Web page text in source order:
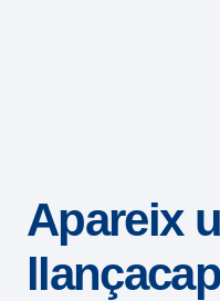
sistema
accesibilidad.
Apareix